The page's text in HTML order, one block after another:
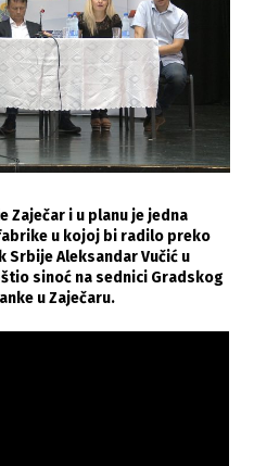
Zaječar i u planu je jedna
u kojoj bi radilo preko
Srbije Aleksandar Vučić u
sinoć na sednici Gradskog
u Zaječaru.